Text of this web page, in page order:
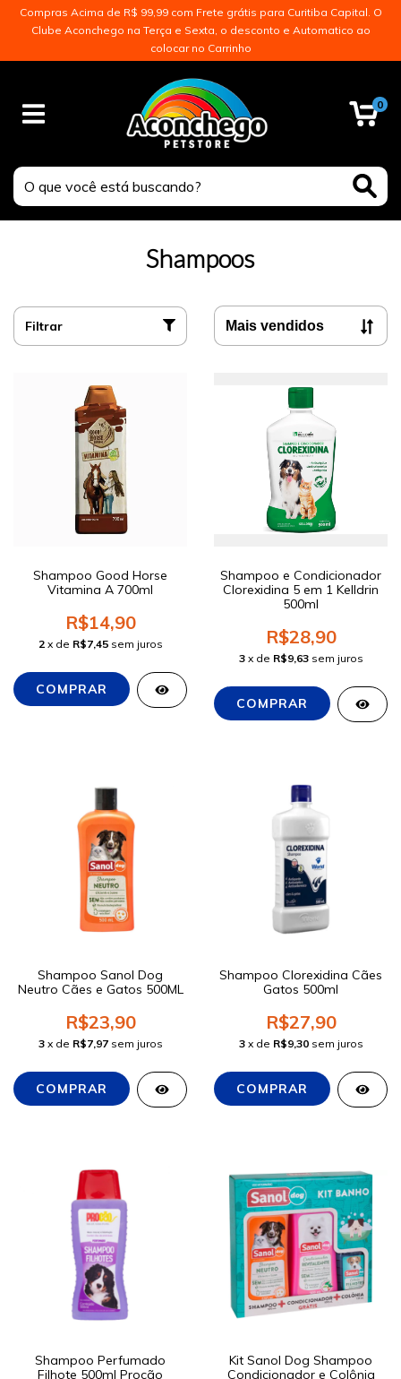
Compras Acima de R$ 99,99 com Frete grátis para Curitiba Capital. O
Clube Aconchego na Terça e Sexta, o desconto e Automatico ao
colocar no Carrinho
0
Shampoos
Filtrar
Shampoo Good Horse
Vitamina A 700ml
R$14,90
2 x de R$7,45 sem juros
Shampoo e Condicionador
Clorexidina 5 em 1 Kelldrin
500ml
R$28,90
3 x de R$9,63 sem juros
Shampoo Sanol Dog
Neutro Cães e Gatos 500ML
R$23,90
3 x de R$7,97 sem juros
Shampoo Clorexidina Cães
Gatos 500ml
R$27,90
3 x de R$9,30 sem juros
Shampoo Perfumado
Filhote 500ml Procão
Kit Sanol Dog Shampoo
Condicionador e Colônia